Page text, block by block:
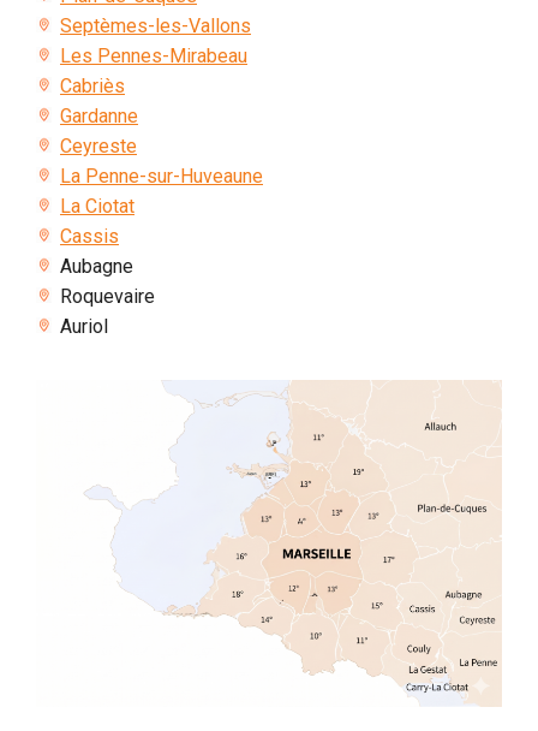
Septèmes-les-Vallons
Les Pennes-Mirabeau
Cabriès
Gardanne
Ceyreste
La Penne-sur-Huveaune
La Ciotat
Cassis
Aubagne
Roquevaire
Auriol